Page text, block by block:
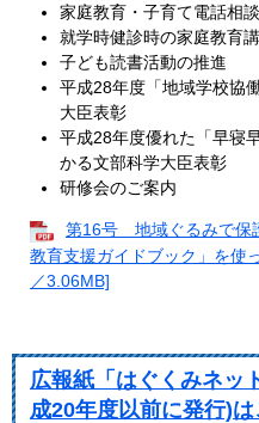
家庭教育・子育て電話相
就学時健診時の家庭教育
子ども読書活動の推進
平成28年度「地域学校協
大臣表彰
平成28年度優れた「早寝
かる文部科学大臣表彰
研修会のご案内
第16号 地域ぐるみで保
教育支援ガイドブック」を使
／3.06MB]
広報紙「はぐくみネッ
成20年度以前に発行)